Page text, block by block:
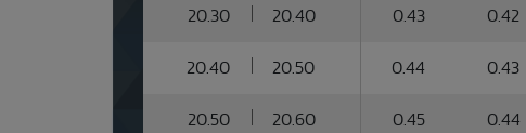
20.30 20.40 0.43 0.42
20.40 20.50 0.44 0.43
20.50 20.60 0.45 0.44